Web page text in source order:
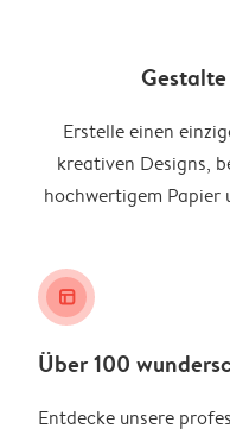
Erstelle einen
kreativen Designs,
hochwertigem Papier
layout_alt
Über 100
Entdecke unsere